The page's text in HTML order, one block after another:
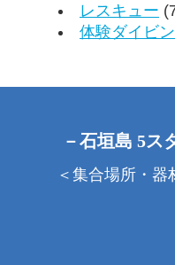
レスキュー
体験ダイビ
－石垣島 5ス
＜集合場所・